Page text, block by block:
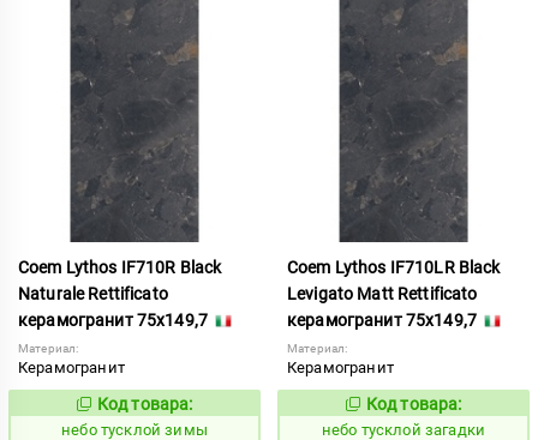
Coem Lythos IF710R Black
Naturale Rettificato
керамогранит 75x149,7
Материал:
Керамогранит
1122657
Код товара:
небо тусклой зимы
Coem Lythos IF710LR Black
Levigato Matt Rettificato
керамогранит 75x149,7
Материал:
Керамогранит
1122652
Код товара:
небо тусклой загадки